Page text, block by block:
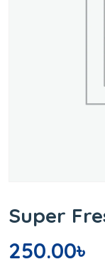
Super
250.00৳